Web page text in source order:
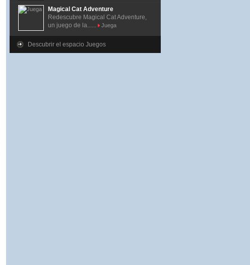
Magical Cat Adventure
Redescubre Magical Cat Adventure,
un juego de la......
Juega
Descubrir el espacio Juegos